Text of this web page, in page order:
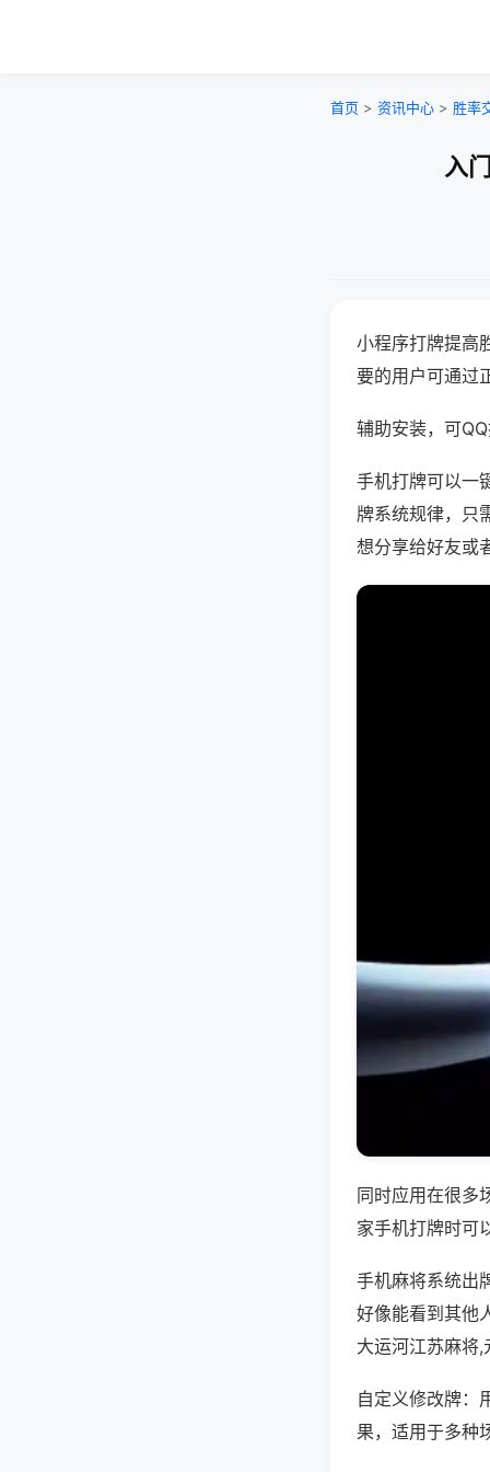
首页 > 资讯中心 > 胜率
入
小程序打牌提高
要的用户可通过
辅助安装，可
手机打牌可以一
牌系统规律，只
想分享给好友或
同时应用在很多
家手机打牌时可
手机麻将系统出
好像能看到其他
大运河江苏麻将
自定义修改牌：
果，适用于多种